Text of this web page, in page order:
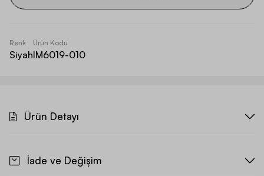
Renk
Siyah
Ürün Kodu
IM6019-010
Ürün Detayı
İade ve Değişim